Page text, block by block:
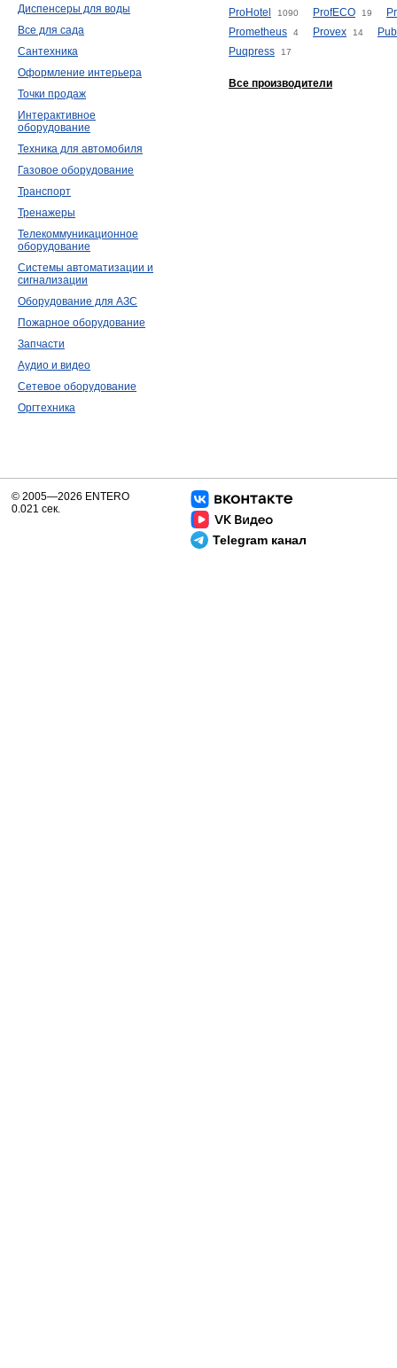
ProHotel 1090 ProfECO 19
Prometheus
4 Provex 14
Puqpress
17
Все производители
Диспенсеры для воды
Все для сада
Сантехника
Оформление интерьера
Точки продаж
Интерактивное
оборудование
Техника для автомобиля
Газовое оборудование
Транспорт
Тренажеры
Телекоммуникационное
оборудование
Системы автоматизации и
сигнализации
Оборудование для АЗС
Пожарное оборудование
Запчасти
Аудио и видео
Сетевое оборудование
Оргтехника
Telegram канал
© 2005—2026 ENTERO
0.021 сек.